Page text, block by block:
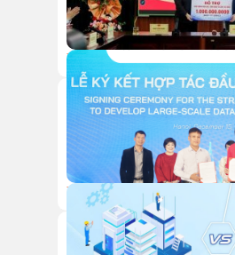
18/05/2026
HITC TRAO TẶNG 1 TỶ ĐỒNG HỖ
CỨU KHOA HỌC CỦA VUSTA
18/12/2025
HỘI NGHỊ KHÁCH HÀNG HITC
HÀNH, VƯƠN XA CÙNG HẠ TẦNG